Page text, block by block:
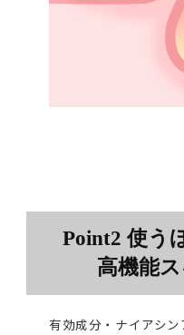
Point2 使う
高機能
有効成分・ナイアシ